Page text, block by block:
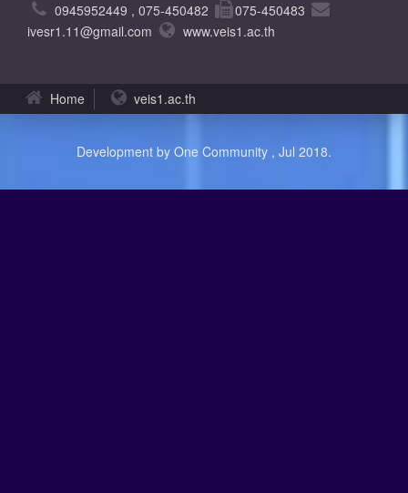
0945952449 , 075-450482
075-450483
ivesr1.11@gmail.com
www.veis1.ac.th
Home veis1.ac.th
Development by One Community , Jul 2018.